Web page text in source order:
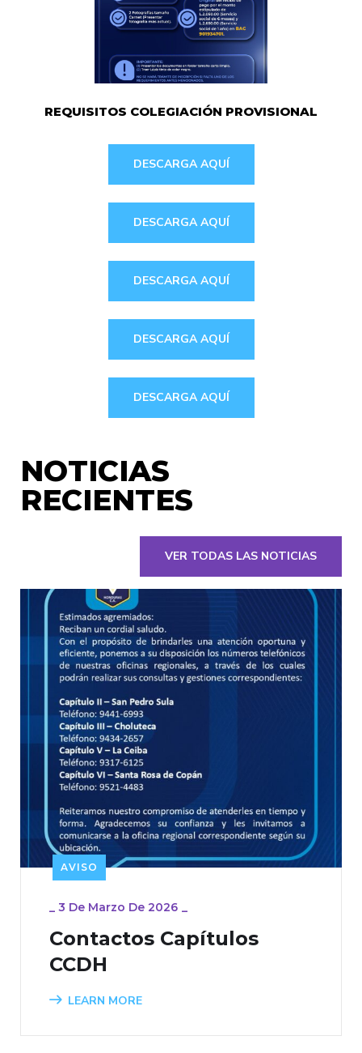
REQUISITOS COLEGIACIÓN PROVISIONAL
DESCARGA AQUÍ
DESCARGA AQUÍ
DESCARGA AQUÍ
DESCARGA AQUÍ
DESCARGA AQUÍ
NOTICIAS
RECIENTES
VER TODAS LAS NOTICIAS
AVISO
_ 3 De Marzo De 2026 _
Contactos Capítulos
CCDH
LEARN MORE